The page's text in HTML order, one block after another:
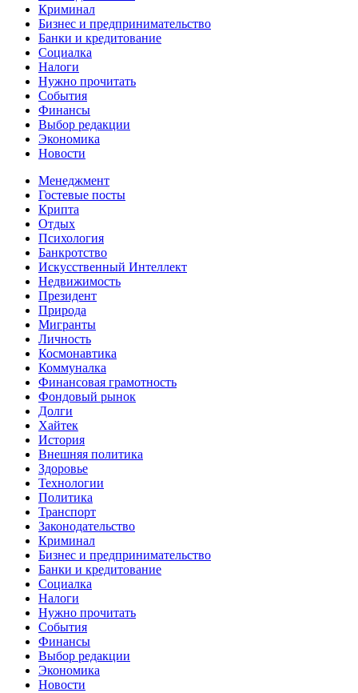
Криминал
Бизнес и предпринимательство
Банки и кредитование
Социалка
Налоги
Нужно прочитать
События
Финансы
Выбор редакции
Экономика
Новости
Менеджмент
Гостевые посты
Крипта
Отдых
Психология
Банкротство
Искусственный Интеллект
Недвижимость
Президент
Природа
Мигранты
Личность
Космонавтика
Коммуналка
Финансовая грамотность
Фондовый рынок
Долги
Хайтек
История
Внешняя политика
Здоровье
Технологии
Политика
Транспорт
Законодательство
Криминал
Бизнес и предпринимательство
Банки и кредитование
Социалка
Налоги
Нужно прочитать
События
Финансы
Выбор редакции
Экономика
Новости